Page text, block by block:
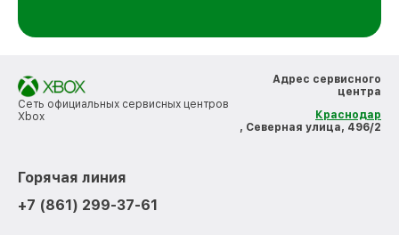
Сеть официальных сервисных центров
Xbox
Адрес сервисного
центра
Краснодар
, Северная улица, 496/2
Горячая линия
+7 (861) 299-37-61